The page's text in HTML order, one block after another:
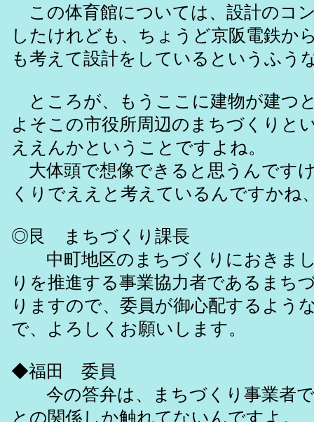
この体育館については、設計のコ
したけれども、ちょうど京阪電鉄か
も考えて設計をしているというふう
ところが、もうここに建物が建つ
よそこの市役所周辺のまちづくりと
ええんかということですよね。
大体頭で想像できると思うんです
くりでええと考えているんですかね
◎艮 まちづくり課長
中町地区のまちづくりにおきまし
りを推進する事業協力者であるまち
りますので、委員が御心配するよう
で、よろしくお願いします。
◆福田 委員
今の答弁は、まちづくり事業者で
との関係しか触れてないんですよ。